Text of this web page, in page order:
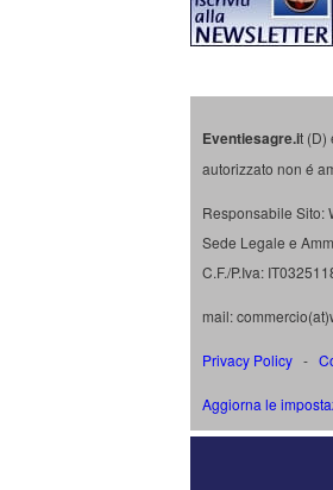
Eventiesagre.it (D)
autorizzato non é
Responsabile Sito:
Sede Legale e
C.F./P.Iva:
mail:
Privacy Policy -
Aggiorna le